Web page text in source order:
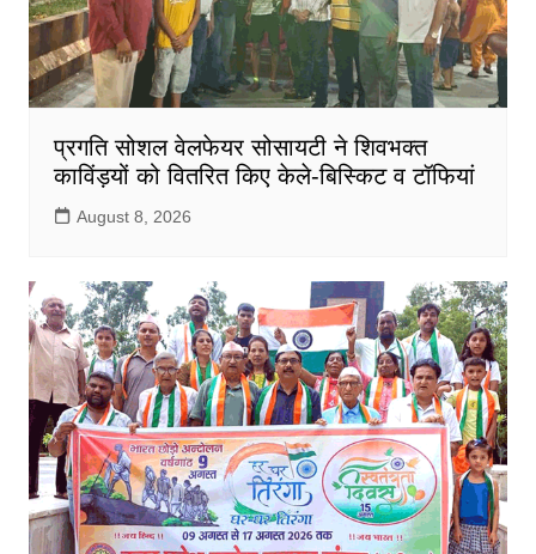
प्रगति सोशल वेलफेयर सोसायटी ने शिवभक्त
काविंड़यों को वितरित किए केले-बिस्किट व टॉफियां
August 8, 2026